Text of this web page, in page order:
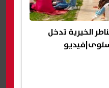
الخيرية تدخل